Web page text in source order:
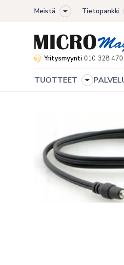
Meistä
Toggle
menu
Tietopankki
Yritysmyynti 010 328
TUOTTEET
Toggle